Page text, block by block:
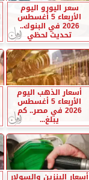
سعر اليورو اليوم
الأربعاء 5 أغسطس
2026 في البنوك..
تحديث لحظي
أسعار الذهب اليوم
الأربعاء 5 أغسطس
2026 في مصر.. كم
يبلغ...
أسعار البنزين والسولار